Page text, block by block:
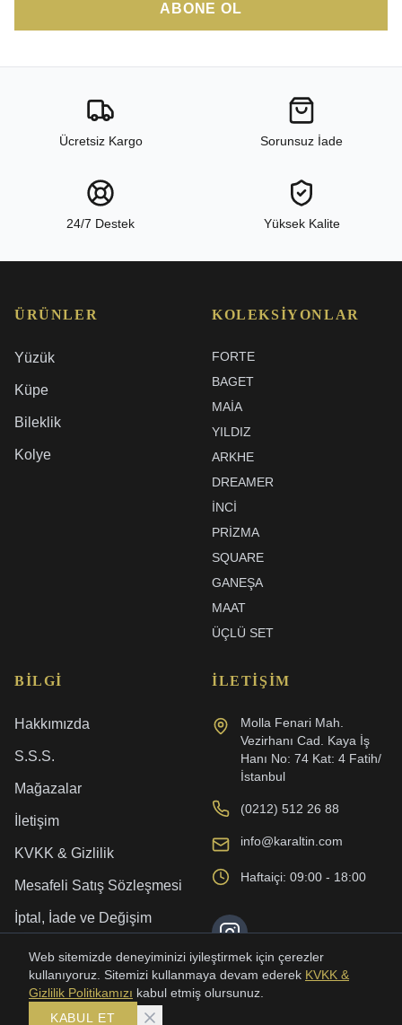
ABONE OL
Ücretsiz Kargo Sorunsuz İade
24/7 Destek Yüksek Kalite
ÜRÜNLER
Yüzük
Küpe
Bileklik
Kolye
KOLEKSIYONLAR
FORTE
BAGET
MAIA
YILDIZ
ARKHE
DREAMER
İNCI
PRIZMA
SQUARE
GANEŞA
MAAT
ÜÇLÜ SET
BILGI
Hakkımızda
S.S.S.
Mağazalar
İletişim
KVKK & Gizlilik
Mesafeli Satış Sözleşmesi
İptal, İade ve Değişim
Kargo ve Teslimat
İLETIŞIM
Molla Fenari Mah.
Vezirhanı Cad. Kaya İş
Hanı No: 74 Kat: 4 Fatih/
İstanbul
(0212) 512 26 88
info@karaltin.com
Haftaiçi: 09:00 - 18:00
Web sitemizde deneyiminizi iyileştirmek için çerezler
kullanıyoruz. Sitemizi kullanmaya devam ederek KVKK &
Gizlilik Politikamızı kabul etmiş olursunuz.
KABUL ET